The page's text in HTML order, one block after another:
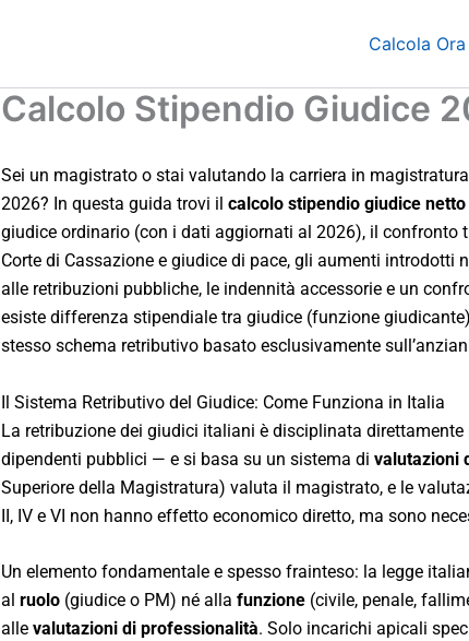
Calcola Ora
Calcolo Stipendio Giudice
Sei un magistrato o stai valutando la carriera in
2026? In questa guida trovi il calcolo stipendio giudice netto
giudice ordinario (con i dati aggiornati al 2026), il confronto
Corte di Cassazione e giudice di pace, gli aumenti
alle retribuzioni pubbliche, le indennità accessorie e un
esiste differenza stipendiale tra giudice (funzione
stesso schema retributivo basato esclusivamente
Il Sistema Retributivo del Giudice: Come Funziona in Italia
La retribuzione dei giudici italiani è disciplinata
dipendenti pubblici — e si basa su un sistema di valutazioni
Superiore della Magistratura) valuta il magistrato, e le
II, IV e VI non hanno effetto economico diretto, ma sono
Un elemento fondamentale e spesso frainteso: la legge
al ruolo (giudice o PM) né alla funzione (civile, penale,
alle valutazioni di professionalità. Solo incarichi apicali